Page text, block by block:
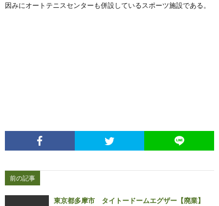
因みにオートテニスセンターも併設しているスポーツ施設である。
前の記事
東京都多摩市 タイトードームエグザー【廃業】